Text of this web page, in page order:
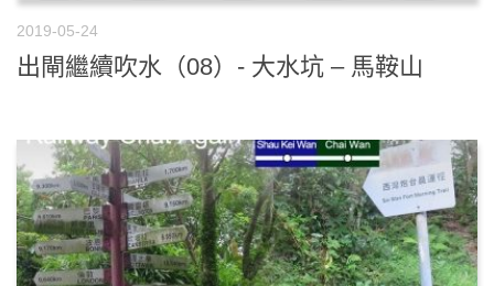
2019-05-24
出閘繼續吹水（08）- 大水坑 – 馬鞍山